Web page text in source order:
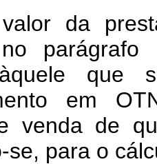
da
parágrafo
que
em
venda de
se, para o